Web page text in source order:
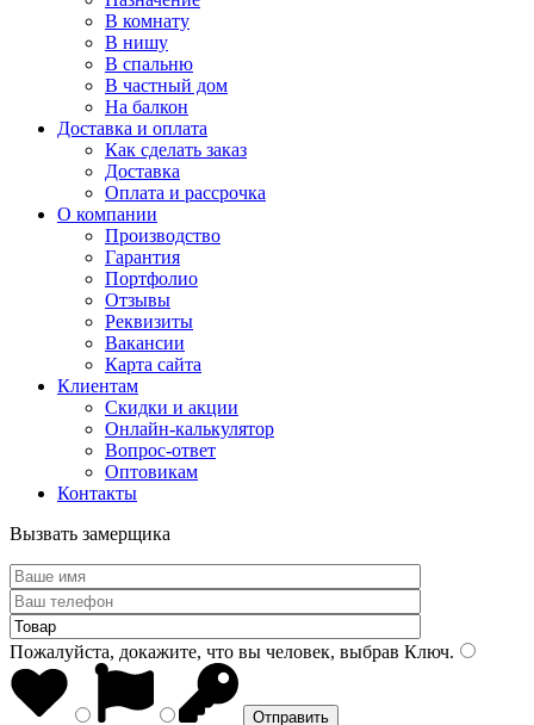
В комнату
В нишу
В спальню
В частный дом
На балкон
Доставка и оплата
Как сделать заказ
Доставка
Оплата и рассрочка
О компании
Производство
Гарантия
Портфолио
Отзывы
Реквизиты
Вакансии
Карта сайта
Клиентам
Скидки и акции
Онлайн-калькулятор
Вопрос-ответ
Оптовикам
Контакты
Вызвать замерщика
Пожалуйста, докажите, что вы человек, выбрав Ключ.